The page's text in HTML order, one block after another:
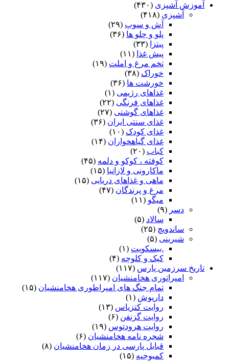
آموزش آشپزی (۴۳۰)
آشپزی (۴۱۸)
آش و سوپ (۲۹)
پلو و چلو ها (۳۶)
پیتزا
(۳۳)
پیش غذا (۱۱)
تخم مرغ و املت (۱۹)
خوراک (۳۸)
خورشت ها (۳۶)
غذاهای رژیمی (۱)
غذاهای فرنگی (۲۲)
غذاهای گوشتی (۲۷)
غذای سنتی ایران (۳۶)
غذای کودک (۱۰)
غذای گیاهخواران (۱۴)
کباب (۲۰)
کوفته ، کوکو و دلمه (۴۵)
ماکارونی و لازانیا (۱۵)
ماهی و غذاهای دریایی (۱۵)
مرغ و پرندگان (۴۷)
میگو (۱۱)
دسر (۹)
سالاد (۵)
ساندویچ (۲۵)
شیرینی (۵)
.بیسکویت (۱)
کیک و کلوچه (۴)
تاریخ سرزمین پارس (۱۱۷)
امپراتوری هخامنشیان (۱۱۷)
تمام جنگ های امپراطوری هخامنشیان (۱۵)
داریوش (۱)
روایت کتزیاس (۱۳)
روایت گزنفن (۶)
روایت هرودتوس (۱۹)
شجره نامه هخامنشیان (۶)
قبایل پارسی در زمان هخامنشیان (۸)
کمبوجیه (۱۵)